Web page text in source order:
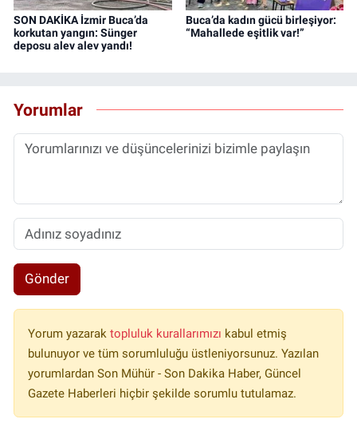
SON DAKİKA İzmir Buca’da
korkutan yangın: Sünger
deposu alev alev yandı!
Buca’da kadın gücü birleşiyor:
“Mahallede eşitlik var!”
Yorumlar
Gönder
Yorum yazarak topluluk kurallarımızı kabul etmiş
bulunuyor ve tüm sorumluluğu üstleniyorsunuz. Yazılan
yorumlardan Son Mühür - Son Dakika Haber, Güncel
Gazete Haberleri hiçbir şekilde sorumlu tutulamaz.